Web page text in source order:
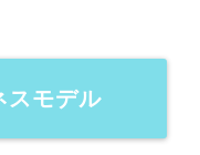
スモデル